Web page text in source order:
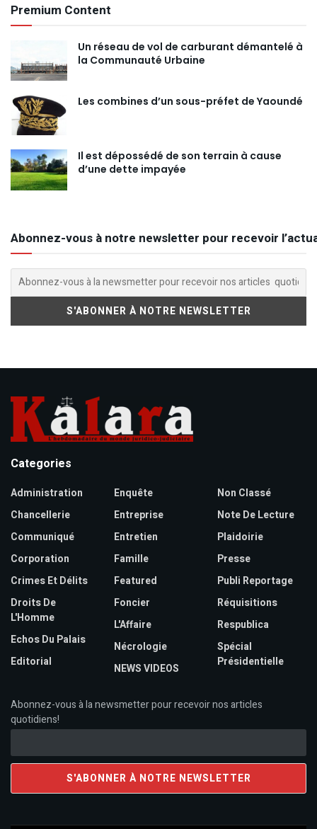
Premium Content
Un réseau de vol de carburant démantelé à
la Communauté Urbaine
Les combines d’un sous-préfet de Yaoundé
Il est dépossédé de son terrain à cause
d’une dette impayée
Abonnez-vous à notre newsletter pour recevoir
Categories
Administration
Chancellerie
Communiqué
Corporation
Crimes Et Délits
Droits De
L'Homme
Echos Du Palais
Editorial
Enquête
Entreprise
Entretien
Famille
Featured
Foncier
L'Affaire
Nécrologie
NEWS VIDEOS
Non Classé
Note De Lecture
Plaidoirie
Presse
Publi Reportage
Réquisitions
Respublica
Spécial
Présidentielle
Abonnez-vous à la newsmetter pour recevoir nos articles
quotidiens!